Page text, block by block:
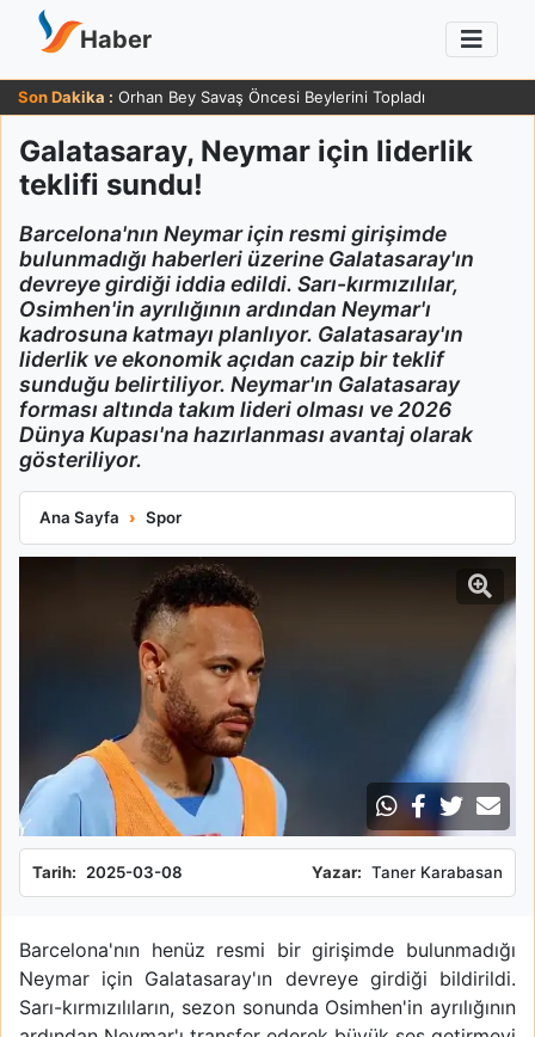
Haber
Son Dakika : Orhan Bey Savaş Öncesi Beylerini Topladı
Galatasaray, Neymar için liderlik
teklifi sundu!
Barcelona'nın Neymar için resmi girişimde
bulunmadığı haberleri üzerine Galatasaray'ın
devreye girdiği iddia edildi. Sarı-kırmızılılar,
Osimhen'in ayrılığının ardından Neymar'ı
kadrosuna katmayı planlıyor. Galatasaray'ın
liderlik ve ekonomik açıdan cazip bir teklif
sunduğu belirtiliyor. Neymar'ın Galatasaray
forması altında takım lideri olması ve 2026
Dünya Kupası'na hazırlanması avantaj olarak
gösteriliyor.
Ana Sayfa Spor
Galatasaray, Neymar için liderlik teklifi sundu!
Tarih: 2025-03-08 Yazar: Taner Karabasan
Barcelona'nın henüz resmi bir girişimde bulunmadığı
Neymar için Galatasaray'ın devreye girdiği bildirildi.
Sarı-kırmızılıların, sezon sonunda Osimhen'in ayrılığının